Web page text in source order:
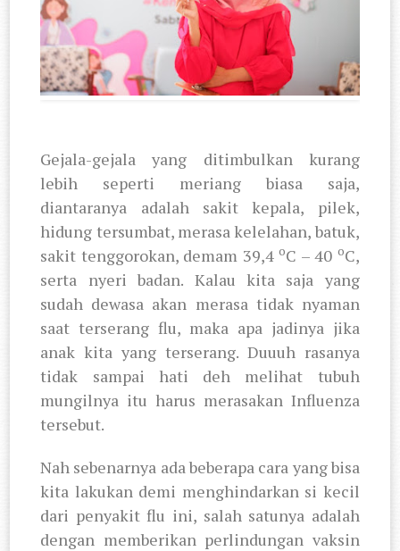
Gejala-gejala yang ditimbulkan kurang
lebih seperti meriang biasa saja,
diantaranya adalah sakit kepala, pilek,
hidung tersumbat, merasa kelelahan, batuk,
sakit tenggorokan, demam 39,4oC – 40 oC,
serta nyeri badan. Kalau kita saja yang
sudah dewasa akan merasa tidak nyaman
saat terserang flu, maka apa jadinya jika
anak kita yang terserang. Duuuh rasanya
tidak sampai hati deh melihat tubuh
mungilnya itu harus merasakan Influenza
tersebut.
Nah sebenarnya ada beberapa cara yang bisa
kita lakukan demi menghindarkan si kecil
dari penyakit flu ini, salah satunya adalah
dengan memberikan perlindungan vaksin